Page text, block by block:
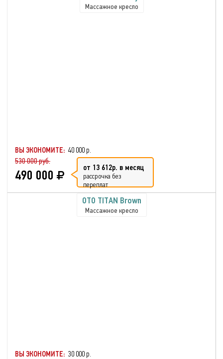
Массажное кресло
ВЫ ЭКОНОМИТЕ: 40 000 р.
530 000 руб.
490 000 от 13 612р. в месяц
рассрочка без
переплат
OTO TITAN Brown
Массажное кресло
ВЫ ЭКОНОМИТЕ: 30 000 р.